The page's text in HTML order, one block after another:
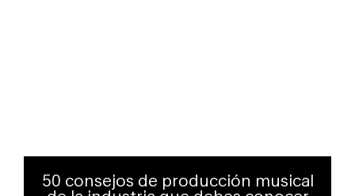
50 consejos de producción musical